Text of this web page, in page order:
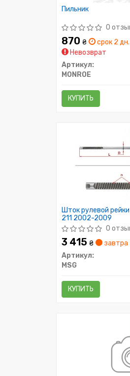
Пильник
0
870 ₴
срок 2 дн.
Невозврат
Артикул:
MONROE
КУПИТЬ
Шток рулевой рейки
211 2002-2009
0
3 415 ₴
завтра
Артикул:
MSG
КУПИТЬ